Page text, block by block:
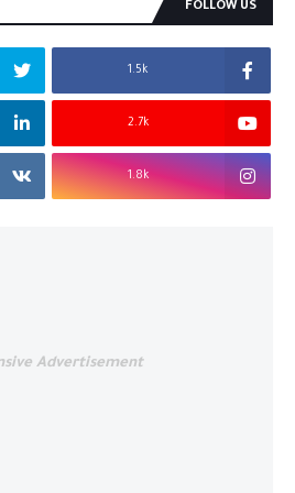
FOLLOW US
1.5k
2.7k
1.8k
Advertisement